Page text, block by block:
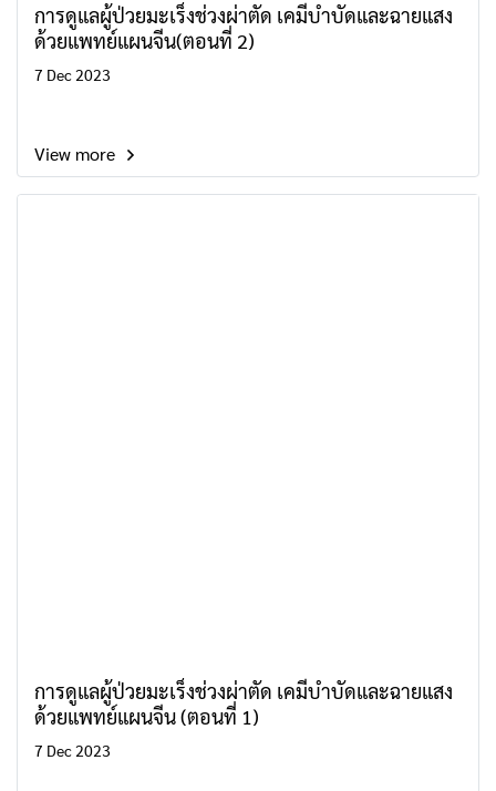
การดูแลผู้ป่วยมะเร็งช่วงผ่าตัด เคมีบำบัดและฉายแสง
ด้วยแพทย์แผนจีน(ตอนที่ 2)
7 Dec 2023
View more
การดูแลผู้ป่วยมะเร็งช่วงผ่าตัด เคมีบำบัดและฉายแสง
ด้วยแพทย์แผนจีน (ตอนที่ 1)
7 Dec 2023